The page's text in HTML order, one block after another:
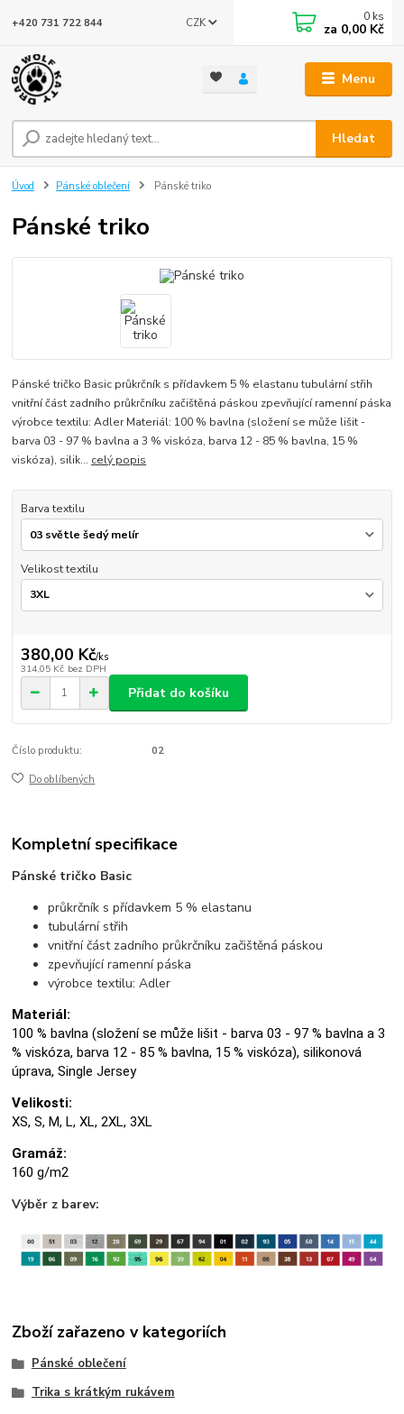
Menu
CZK
Hledat
+420 731 722 844 0 ks
za 0,00 Kč
Úvod Pánské oblečení Pánské triko
Pánské triko
Pánské tričko Basic průkrčník s přídavkem 5 % elastanu tubulární střih
vnitřní část zadního průkrčníku začištěná páskou zpevňující ramenní páska
výrobce textilu: Adler Materiál: 100 % bavlna (složení se může lišit -
barva 03 - 97 % bavlna a 3 % viskóza, barva 12 - 85 % bavlna, 15 %
viskóza), silik... celý popis
Barva textilu
Velikost textilu
380,00 Kč/ks
314,05 Kč bez DPH
Přidat do košíku
Číslo produktu: 02
Do oblíbených
Kompletní specifikace
Pánské tričko Basic
průkrčník s přídavkem 5 % elastanu
tubulární střih
vnitřní část zadního průkrčníku začištěná páskou
zpevňující ramenní páska
výrobce textilu: Adler
Materiál:
100 % bavlna (složení se může lišit - barva 03 - 97 % bavlna a 3
% viskóza, barva 12 - 85 % bavlna, 15 % viskóza), silikonová
úprava, Single Jersey
Velikosti:
XS, S, M, L, XL, 2XL, 3XL
Gramáž:
160 g/m2
Výběr z barev:
Zboží zařazeno v kategoriích
Pánské oblečení
Trika s krátkým rukávem